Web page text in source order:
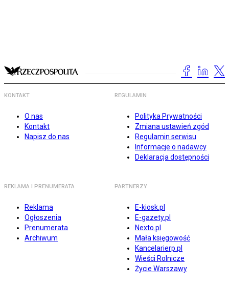
KONTAKT
O nas
Kontakt
Napisz do nas
REGULAMIN
Polityka Prywatności
Zmiana ustawień zgód
Regulamin serwisu
Informacje o nadawcy
Deklaracja dostępności
REKLAMA I PRENUMERATA
Reklama
Ogłoszenia
Prenumerata
Archiwum
PARTNERZY
E-kiosk.pl
E-gazety.pl
Nexto.pl
Mała księgowość
Kancelarierp.pl
Wieści Rolnicze
Życie Warszawy